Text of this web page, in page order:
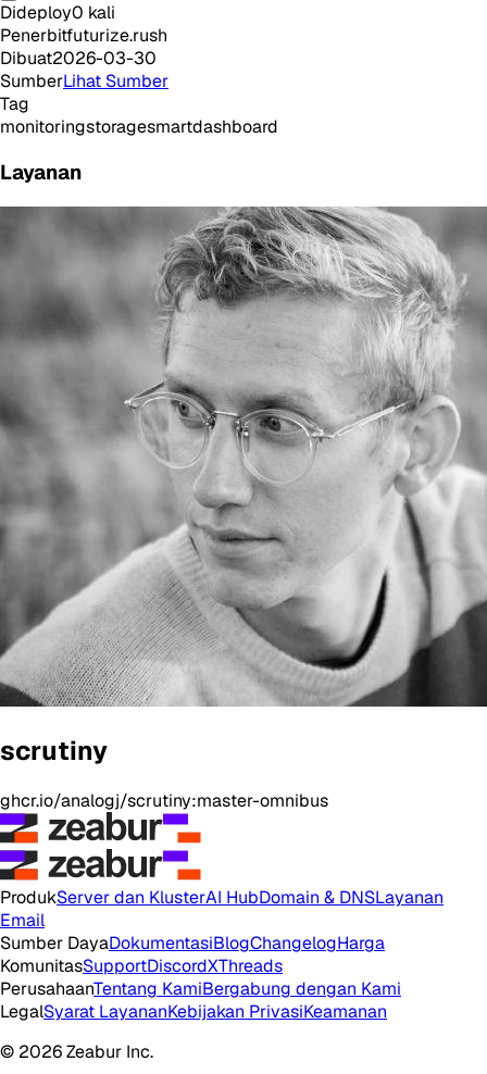
Dideploy0 kali
Penerbitfuturize.rush
Dibuat2026-03-30
SumberLihat Sumber
Tag
monitoringstoragesmartdashboard
Layanan
scrutiny
ghcr.io/analogj/scrutiny:master-omnibus
ProdukServer dan KlusterAI HubDomain & DNSLayanan
Email
Sumber DayaDokumentasiBlogChangelogHarga
KomunitasSupportDiscordXThreads
PerusahaanTentang KamiBergabung dengan Kami
LegalSyarat LayananKebijakan PrivasiKeamanan
© 2026 Zeabur Inc.